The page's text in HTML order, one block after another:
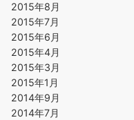
2015年8月
2015年7月
2015年6月
2015年4月
2015年3月
2015年1月
2014年9月
2014年7月